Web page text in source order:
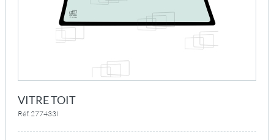
VITRE TOIT
Réf. 277433I